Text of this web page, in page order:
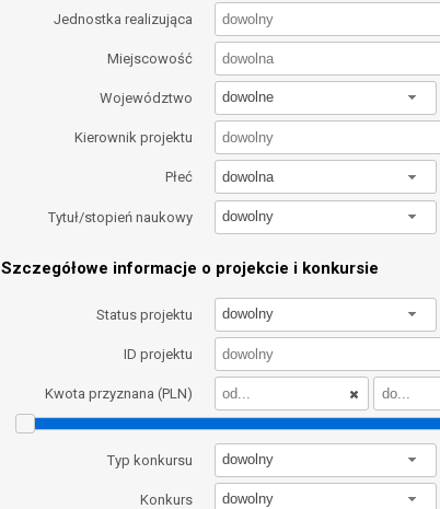
Jednostka realizująca
Miejscowość
Województwo dowolne
Kierownik projektu
Płeć dowolna
Tytuł/stopień naukowy dowolny
Szczegółowe informacje o projekcie i konkursie
Status projektu dowolny
ID projektu
Kwota przyznana (PLN)
Typ konkursu dowolny
Konkurs dowolny